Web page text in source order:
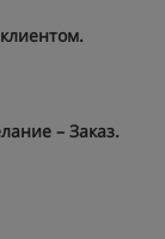
– Заказ.